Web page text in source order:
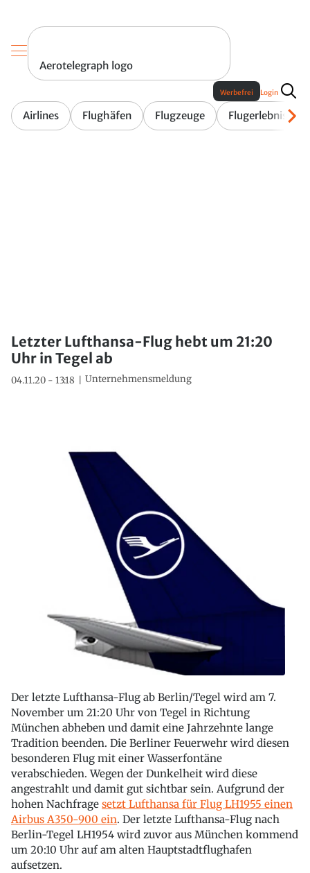
Aerotelegraph logo
Airlines Flughäfen Flugzeuge Flugerlebnis
Werbefrei Login
Letzter Lufthansa-Flug hebt um 21:20
Uhr in Tegel ab
04.11.20 - 13:18 Unternehmensmeldung
Der letzte Lufthansa-Flug ab Berlin/Tegel wird am 7.
November um 21:20 Uhr von Tegel in Richtung
München abheben und damit eine Jahrzehnte lange
Tradition beenden. Die Berliner Feuerwehr wird diesen
besonderen Flug mit einer Wasserfontäne
verabschieden. Wegen der Dunkelheit wird diese
angestrahlt und damit gut sichtbar sein. Aufgrund der
hohen Nachfrage setzt Lufthansa für Flug LH1955 einen
Airbus A350-900 ein. Der letzte Lufthansa-Flug nach
Berlin-Tegel LH1954 wird zuvor aus München kommend
um 20:10 Uhr auf am alten Hauptstadtflughafen
aufsetzen.